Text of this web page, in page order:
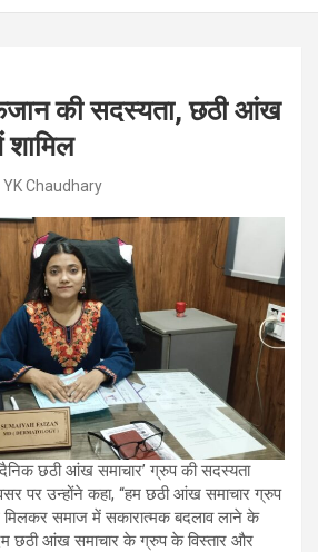
की सदस्यता, छठी आंख
YK Chaudhary
छठी आंख समाचार’ ग्रुप की सदस्यता
पर उन्होंने कहा, “हम छठी आंख समाचार ग्रुप
समाज में सकारात्मक बदलाव लाने के
छठी आंख समाचार के ग्रुप के विस्तार और